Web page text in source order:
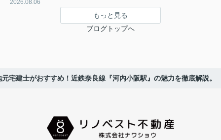
2026.08.06
もっと見る
ブログトップへ
元宅建士がおすすめ！近鉄奈良線『河内小阪駅』の魅力を徹底解説。